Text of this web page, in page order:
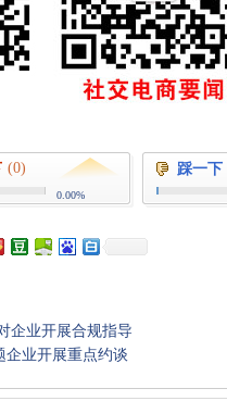
(0)
0.00%
踩一下
企业开展合规指导
企业开展重点约谈